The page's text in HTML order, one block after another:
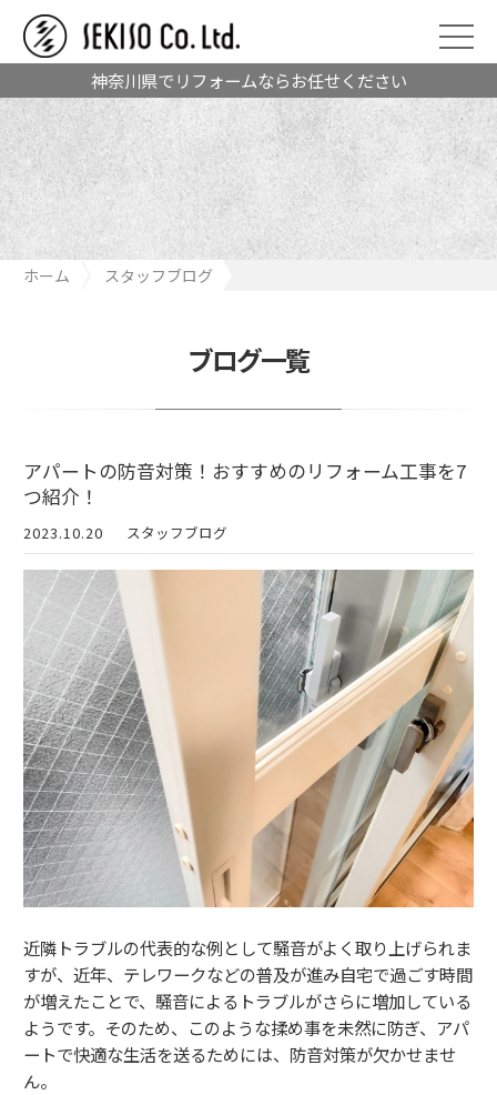
神奈川県でリフォームならお任せください
ホーム
スタッフブログ
ブログ一覧
アパートの防音対策！おすすめのリフォーム工事を7
つ紹介！
2023.10.20 スタッフブログ
近隣トラブルの代表的な例として騒音がよく取り上げられま
すが、近年、テレワークなどの普及が進み自宅で過ごす時間
が増えたことで、騒音によるトラブルがさらに増加している
ようです。そのため、このような揉め事を未然に防ぎ、アパ
ートで快適な生活を送るためには、防音対策が欠かせませ
ん。